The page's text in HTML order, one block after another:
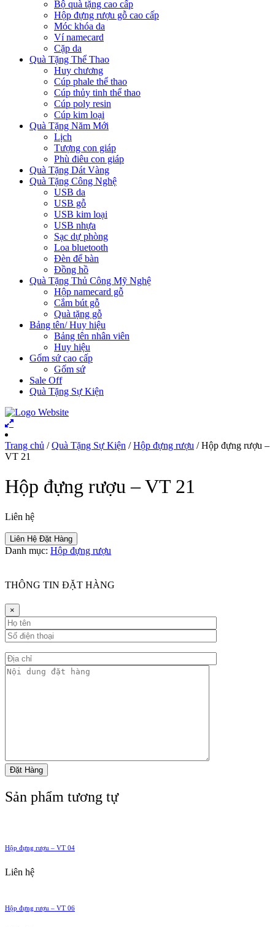
Bộ quà tặng cao cấp
Hộp đựng rượu gỗ cao cấp
Móc khóa da
Ví namecard
Cặp da
Quà Tặng Thể Thao
Huy chương
Cúp phale thể thao
Cúp thủy tinh thể thao
Cúp poly resin
Cúp kim loại
Quà Tặng Năm Mới
Lịch
Tượng con giáp
Phù điêu con giáp
Quà Tặng Dát Vàng
Quà Tặng Công Nghệ
USB da
USB gỗ
USB kim loại
USB nhựa
Sạc dự phòng
Loa bluetooth
Đèn để bàn
Đồng hồ
Quà Tặng Thủ Công Mỹ Nghệ
Hộp namecard gỗ
Cắm bút gỗ
Quà tặng gỗ
Bảng tên/ Huy hiệu
Bảng tên nhân viên
Huy hiệu
Gốm sứ cao cấp
Gốm sứ
Sale Off
Quà Tặng Sự Kiện
Trang chủ /Quà Tặng Sự Kiện /Hộp đựng rượu / Hộp đựng rượu –
VT 21
Hộp đựng rượu – VT 21
Liên hệ
Liên Hệ Đặt Hàng
Danh mục: Hộp đựng rượu
THÔNG TIN ĐẶT HÀNG
×
Sản phẩm tương tự
Hộp đựng rượu – VT 04
Liên hệ
Hộp đựng rượu – VT 06